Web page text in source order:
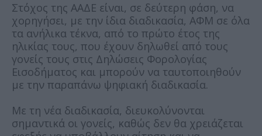
Στόχος της ΑΑΔΕ είναι, σε δεύτερη φάση, να
χορηγήσει, με την ίδια διαδικασία, ΑΦΜ σε όλα
τα ανήλικα τέκνα, από το πρώτο έτος της
ηλικίας τους, που έχουν δηλωθεί από τους
γονείς τους στις Δηλώσεις Φορολογίας
Εισοδήματος και μπορούν να ταυτοποιηθούν
με την παραπάνω ψηφιακή διαδικασία.
Με τη νέα διαδικασία, διευκολύνονται
σημαντικά οι γονείς, καθώς δεν θα χρειάζεται